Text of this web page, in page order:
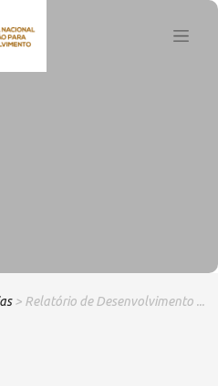
> Relatório de Desenvolvimento ...